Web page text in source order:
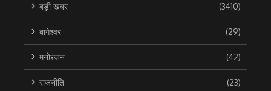
बड़ी खबर (3410)
बागेश्वर (29)
मनोरंजन (42)
राजनीति (23)